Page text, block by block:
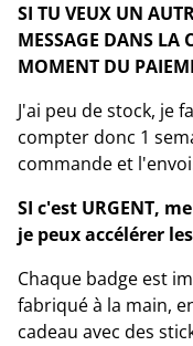
SI TU VEUX UN
MESSAGE DANS LA
MOMENT DU
J'ai peu de stock, je
compter donc 1
commande et
SI c'est URGENT,
je peux accélérer
Chaque badge est
fabriqué à la main,
cadeau avec des